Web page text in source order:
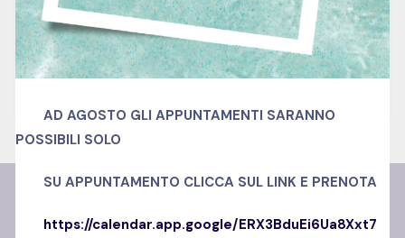
Istituto Tecnico Settore Economico – Indirizzo
“amministrazione, Finanza, Marketing” – ART.
Sistemi Informativi Aziendali
0 Lessons 0 Week All Levels
AD AGOSTO GLI APPUNTAMENTI SARANNO
POSSIBILI SOLO
SU APPUNTAMENTO CLICCA SUL LINK E PRENOTA
https://calendar.app.google/ERX3BduEi6Ua8Xxt7